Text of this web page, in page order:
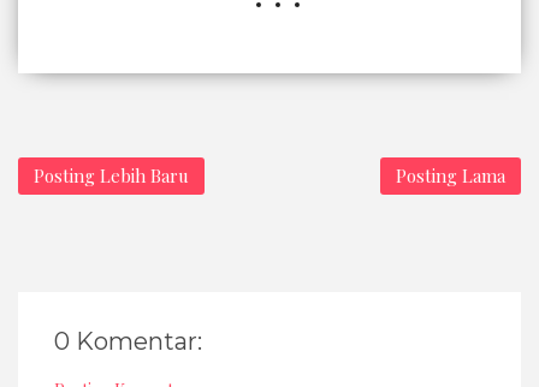
Posting Lebih Baru Posting Lama
0 Komentar: